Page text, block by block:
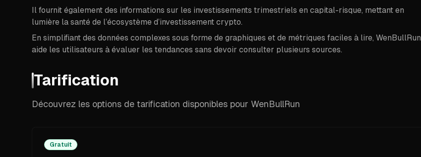
Il fournit également des informations sur les investissements trimestriels en capital-risque, mettant en
lumière la santé de l’écosystème d’investissement crypto.
En simplifiant des données complexes sous forme de graphiques et de métriques faciles à lire, WenBullRun
aide les utilisateurs à évaluer les tendances sans devoir consulter plusieurs sources.
Tarification
Découvrez les options de tarification disponibles pour WenBullRun
Gratuit